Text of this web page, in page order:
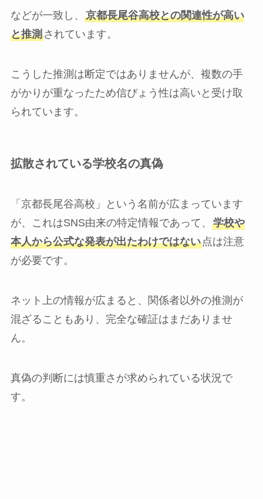
などが一致し、 京都長尾谷高校との関連性が高い
と推測されています。
こうした推測は断定ではありませんが、複数の手
がかりが重なったため信ぴょう性は高いと受け取
られています。
拡散されている学校名の真偽
「京都長尾谷高校」という名前が広まっています
が、これはSNS由来の特定情報であって、 学校や
本人から公式な発表が出たわけではない点は注意
が必要です。
ネット上の情報が広まると、関係者以外の推測が
混ざることもあり、完全な確証はまだありませ
ん。
真偽の判断には慎重さが求められている状況で
す。